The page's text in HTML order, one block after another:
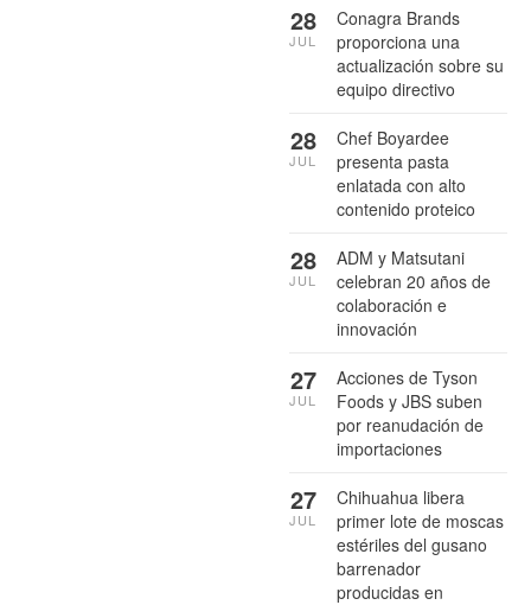
Conagra Brands
proporciona una
actualización sobre su
equipo directivo
28
JUL
Chef Boyardee
presenta pasta
enlatada con alto
contenido proteico
28
JUL
ADM y Matsutani
celebran 20 años de
colaboración e
innovación
28
JUL
Acciones de Tyson
Foods y JBS suben
por reanudación de
importaciones
27
JUL
Chihuahua libera
primer lote de moscas
estériles del gusano
barrenador
producidas en
27
JUL